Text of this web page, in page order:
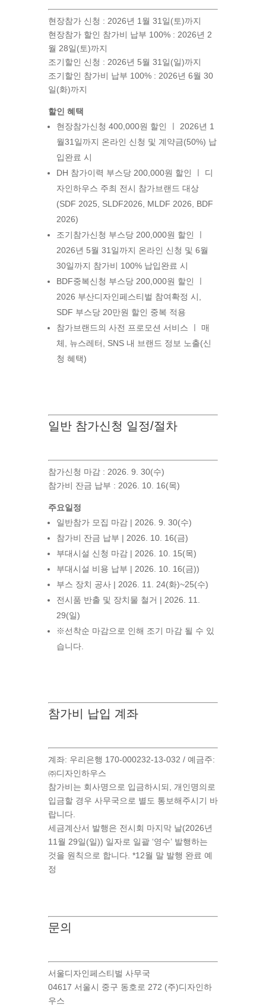
현장참가 신청 : 2026년 1월 31일(토)까지
현장참가 할인 참가비 납부 100% : 2026년 2
월 28일(토)까지
조기할인 신청 : 2026년 5월 31일(일)까지
조기할인 참가비 납부 100% : 2026년 6월 30
일(화)까지
할인 혜택
현장참가신청 400,000원 할인 ㅣ 2026년 1
월31일까지 온라인 신청 및 계약금(50%) 납
입완료 시
DH 참가이력 부스당 200,000원 할인 ㅣ 디
자인하우스 주최 전시 참가브랜드 대상
(SDF 2025, SLDF2026, MLDF 2026, BDF
2026)
조기참가신청 부스당 200,000원 할인 ㅣ
2026년 5월 31일까지 온라인 신청 및 6월
30일까지 참가비 100% 납입완료 시
BDF중복신청 부스당 200,000원 할인 ㅣ
2026 부산디자인페스티벌 참여확정 시,
SDF 부스당 20만원 할인 중복 적용
참가브랜드의 사전 프로모션 서비스 ㅣ 매
체, 뉴스레터, SNS 내 브랜드 정보 노출(신
청 혜택)
일반 참가신청 일정/절차
참가신청 마감 : 2026. 9. 30(수)
참가비 잔금 납부 : 2026. 10. 16(목)
주요일정
일반참가 모집 마감 | 2026. 9. 30(수)
참가비 잔금 납부 | 2026. 10. 16(금)
부대시설 신청 마감 | 2026. 10. 15(목)
부대시설 비용 납부 | 2026. 10. 16(금))
부스 장치 공사 | 2026. 11. 24(화)~25(수)
전시품 반출 및 장치물 철거 | 2026. 11.
29(일)
※선착순 마감으로 인해 조기 마감 될 수 있
습니다.
참가비 납입 계좌
계좌: 우리은행 170-000232-13-032 / 예금주:
㈜디자인하우스
참가비는 회사명으로 입금하시되, 개인명의로
입금할 경우 사무국으로 별도 통보해주시기 바
랍니다.
세금계산서 발행은 전시회 마지막 날(2026년
11월 29일(일)) 일자로 일괄 ‘영수’ 발행하는
것을 원칙으로 합니다. *12월 말 발행 완료 예
정
문의
서울디자인페스티벌 사무국
04617 서울시 중구 동호로 272 (주)디자인하
우스